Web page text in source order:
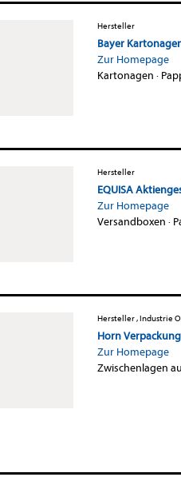
Hersteller
Bayer
Zur Homepage
Kartonagen ·
Hersteller
EQUISA
Zur Homepage
Versandboxen ·
Hersteller , Industrie
Horn
Zur Homepage
Zwischenlagen